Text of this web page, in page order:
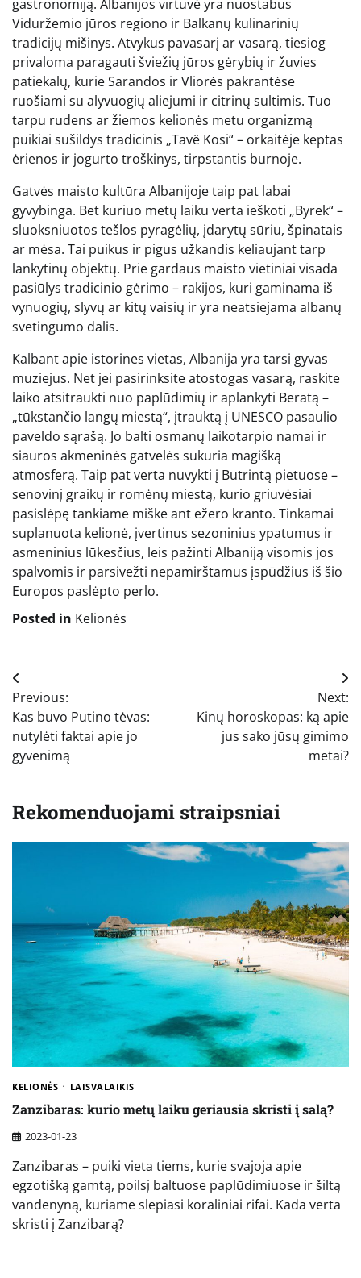
gastronomiją. Albanijos virtuvė yra nuostabus
Viduržemio jūros regiono ir Balkanų kulinarinių
tradicijų mišinys. Atvykus pavasarį ar vasarą, tiesiog
privaloma paragauti šviežių jūros gėrybių ir žuvies
patiekalų, kurie Sarandos ir Vliorės pakrantėse
ruošiami su alyvuogių aliejumi ir citrinų sultimis. Tuo
tarpu rudens ar žiemos kelionės metu organizmą
puikiai sušildys tradicinis „Tavë Kosi“ – orkaitėje keptas
ėrienos ir jogurto troškinys, tirpstantis burnoje.
Gatvės maisto kultūra Albanijoje taip pat labai
gyvybinga. Bet kuriuo metų laiku verta ieškoti „Byrek“ –
sluoksniuotos tešlos pyragėlių, įdarytų sūriu, špinatais
ar mėsa. Tai puikus ir pigus užkandis keliaujant tarp
lankytinų objektų. Prie gardaus maisto vietiniai visada
pasiūlys tradicinio gėrimo – rakijos, kuri gaminama iš
vynuogių, slyvų ar kitų vaisių ir yra neatsiejama albanų
svetingumo dalis.
Kalbant apie istorines vietas, Albanija yra tarsi gyvas
muziejus. Net jei pasirinksite atostogas vasarą, raskite
laiko atsitraukti nuo paplūdimių ir aplankyti Beratą –
„tūkstančio langų miestą“, įtrauktą į UNESCO pasaulio
paveldo sąrašą. Jo balti osmanų laikotarpio namai ir
siauros akmeninės gatvelės sukuria magišką
atmosferą. Taip pat verta nuvykti į Butrintą pietuose –
senovinį graikų ir romėnų miestą, kurio griuvėsiai
pasislėpę tankiame miške ant ežero kranto. Tinkamai
suplanuota kelionė, įvertinus sezoninius ypatumus ir
asmeninius lūkesčius, leis pažinti Albaniją visomis jos
spalvomis ir parsivežti nepamirštamus įspūdžius iš šio
Europos paslėpto perlo.
Posted in Kelionės
Navigacija
tarp
įrašų
Previous:
Kas buvo Putino tėvas:
nutylėti faktai apie jo
gyvenimą
Next:
Kinų horoskopas: ką apie
jus sako jūsų gimimo
metai?
Rekomenduojami straipsniai
KELIONĖS LAISVALAIKIS
Zanzibaras: kurio metų laiku geriausia skristi į salą?
2023-01-23
Zanzibaras – puiki vieta tiems, kurie svajoja apie
egzotišką gamtą, poilsį baltuose paplūdimiuose ir šiltą
vandenyną, kuriame slepiasi koraliniai rifai. Kada verta
skristi į Zanzibarą?